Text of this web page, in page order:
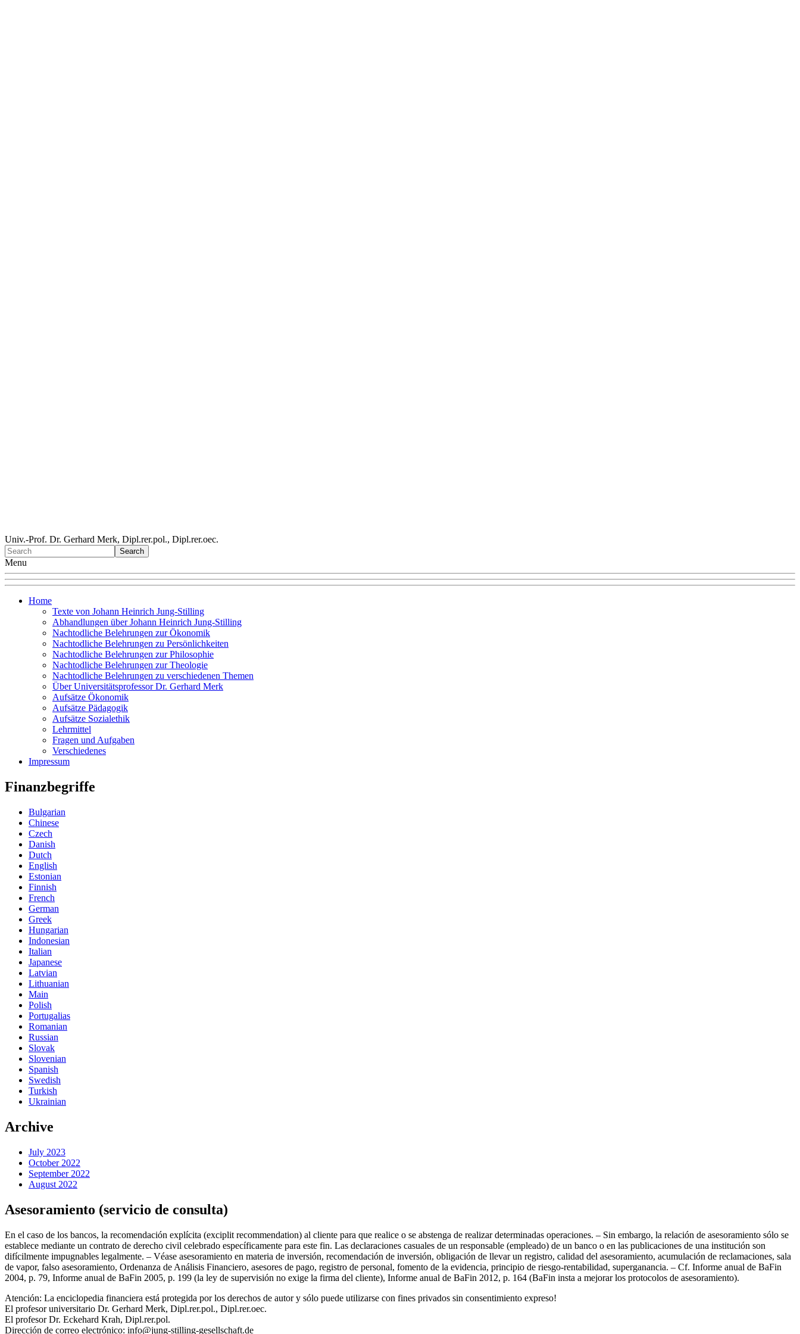
Univ.-Prof. Dr. Gerhard Merk, Dipl.rer.pol., Dipl.rer.oec.
Menu
Home
Texte von Johann Heinrich Jung-Stilling
Abhandlungen über Johann Heinrich Jung-Stilling
Nachtodliche Belehrungen zur Ökonomik
Nachtodliche Belehrungen zu Persönlichkeiten
Nachtodliche Belehrungen zur Philosophie
Nachtodliche Belehrungen zur Theologie
Nachtodliche Belehrungen zu verschiedenen Themen
Über Universitätsprofessor Dr. Gerhard Merk
Aufsätze Ökonomik
Aufsätze Pädagogik
Aufsätze Sozialethik
Lehrmittel
Fragen und Aufgaben
Verschiedenes
Impressum
Finanzbegriffe
Bulgarian
Chinese
Czech
Danish
Dutch
English
Estonian
Finnish
French
German
Greek
Hungarian
Indonesian
Italian
Japanese
Latvian
Lithuanian
Main
Polish
Portugalias
Romanian
Russian
Slovak
Slovenian
Spanish
Swedish
Turkish
Ukrainian
Archive
July 2023
October 2022
September 2022
August 2022
Asesoramiento (servicio de consulta)
En el caso de los bancos, la recomendación explícita (exciplit recommendation) al cliente para que realice o se abstenga de realizar determinadas operaciones. – Sin embargo, la relación de asesoramiento sólo se
establece mediante un contrato de derecho civil celebrado específicamente para este fin. Las declaraciones casuales de un responsable (empleado) de un banco o en las publicaciones de una institución son
difícilmente impugnables legalmente. – Véase asesoramiento en materia de inversión, recomendación de inversión, obligación de llevar un registro, calidad del asesoramiento, acumulación de reclamaciones, sala
de vapor, falso asesoramiento, Ordenanza de Análisis Financiero, asesores de pago, registro de personal, fomento de la evidencia, principio de riesgo-rentabilidad, superganancia. – Cf. Informe anual de BaFin
2004, p. 79, Informe anual de BaFin 2005, p. 199 (la ley de supervisión no exige la firma del cliente), Informe anual de BaFin 2012, p. 164 (BaFin insta a mejorar los protocolos de asesoramiento).
Atención: La enciclopedia financiera está protegida por los derechos de autor y sólo puede utilizarse con fines privados sin consentimiento expreso!
El profesor universitario Dr. Gerhard Merk, Dipl.rer.pol., Dipl.rer.oec.
El profesor Dr. Eckehard Krah, Dipl.rer.pol.
Dirección de correo electrónico: info@jung-stilling-gesellschaft.de